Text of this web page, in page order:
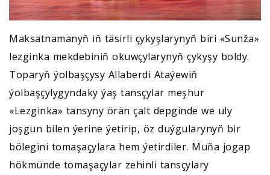
Maksatnamanyň iň täsirli çykyşlarynyň biri «Sunža»
lezginka mekdebiniň okuwçylarynyň çykyşy boldy.
Toparyň ýolbaşçysy Allaberdi Ataýewiň
ýolbaşçylygyndaky ýaş tansçylar meşhur
«Lezginka» tansyny örän çalt depginde we uly
joşgun bilen ýerine ýetirip, öz duýgularynyň bir
bölegini tomaşaçylara hem ýetirdiler. Muňa jogap
hökmünde tomaşaçylar zehinli tansçylary